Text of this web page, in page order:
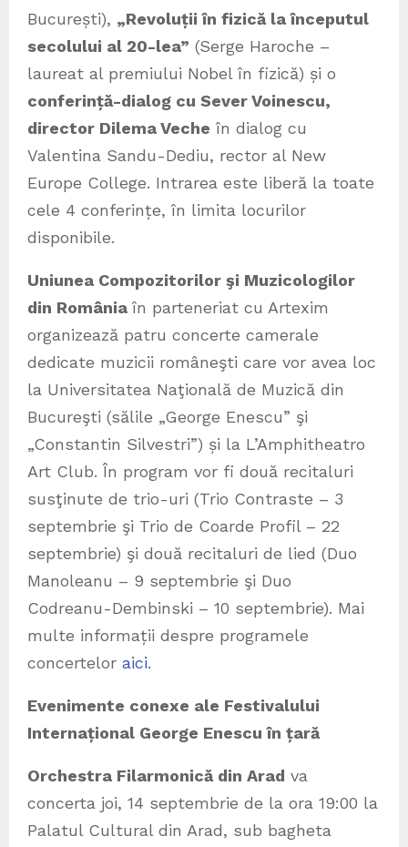
București), „Revoluții în fizică la începutul
secolului al 20-lea” (Serge Haroche –
laureat al premiului Nobel în fizică) și o
conferință-dialog cu Sever Voinescu,
director Dilema Veche în dialog cu
Valentina Sandu-Dediu, rector al New
Europe College. Intrarea este liberă la toate
cele 4 conferințe, în limita locurilor
disponibile.
Uniunea Compozitorilor şi Muzicologilor
din România în parteneriat cu Artexim
organizează patru concerte camerale
dedicate muzicii româneşti care vor avea loc
la Universitatea Naţională de Muzică din
Bucureşti (sălile „George Enescu” şi
„Constantin Silvestri”) și la L’Amphitheatro
Art Club. În program vor fi două recitaluri
susţinute de trio-uri (Trio Contraste – 3
septembrie şi Trio de Coarde Profil – 22
septembrie) şi două recitaluri de lied (Duo
Manoleanu – 9 septembrie şi Duo
Codreanu-Dembinski – 10 septembrie). Mai
multe informații despre programele
concertelor aici.
Evenimente conexe ale Festivalului
Internațional George Enescu în țară
Orchestra Filarmonică din Arad va
concerta joi, 14 septembrie de la ora 19:00 la
Palatul Cultural din Arad, sub bagheta